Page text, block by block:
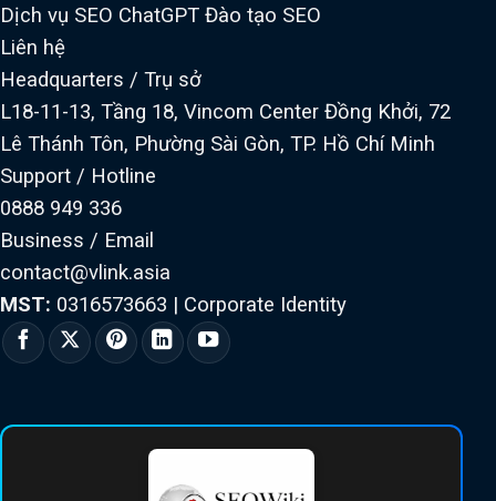
Dịch vụ SEO ChatGPT Đào tạo SEO
Liên hệ
Headquarters / Trụ sở
L18-11-13, Tầng 18, Vincom Center Đồng Khởi, 72
Lê Thánh Tôn, Phường Sài Gòn, TP. Hồ Chí Minh
Support / Hotline
0888 949 336
Business / Email
contact@vlink.asia
MST: 0316573663 | Corporate Identity